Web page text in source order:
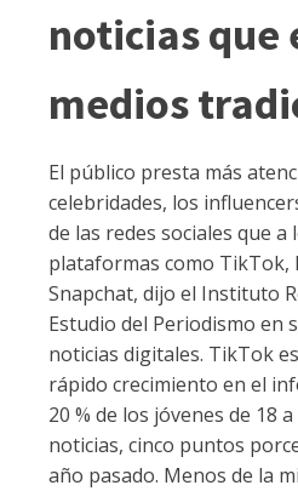
noticias que
medios
El público presta más
celebridades, los
de las redes sociales que
plataformas como TikTok,
Snapchat, dijo el Instituto
Estudio del Periodismo en
noticias digitales. TikTok
rápido crecimiento en el
20 % de los jóvenes de 18
noticias, cinco puntos
año pasado. Menos de la